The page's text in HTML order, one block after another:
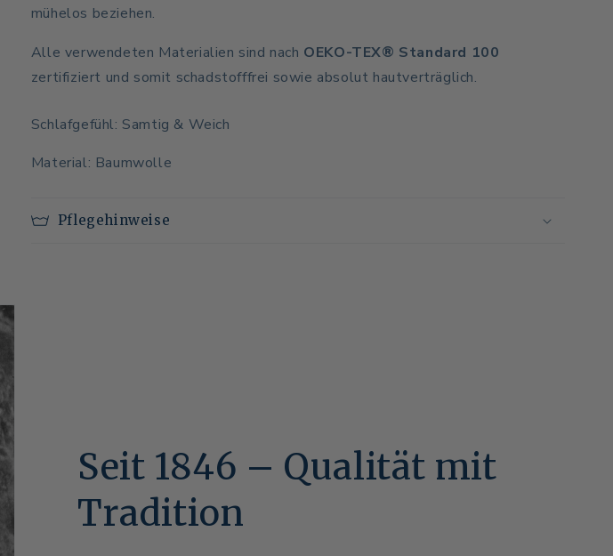
mühelos beziehen.
Alle verwendeten Materialien sind nach OEKO-TEX® Standard 100
zertifiziert und somit schadstofffrei sowie absolut hautverträglich.
Schlafgefühl: Samtig & Weich
Material: Baumwolle
Pflegehinweise
Seit 1846 – Qualität mit
Tradition